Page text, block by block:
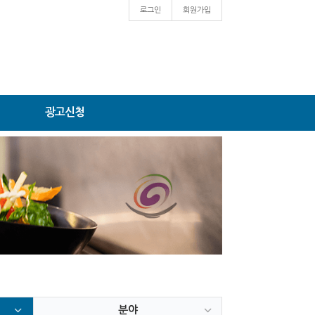
회원가입
로그인
광고신청
분야